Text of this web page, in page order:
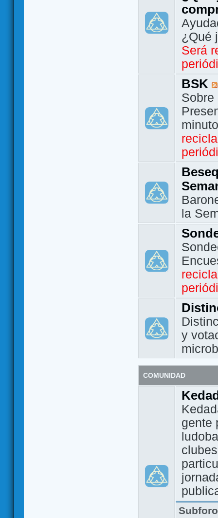
¿Qué
Será
BSK
Sobre
la
y
COMUNIDAD
gente